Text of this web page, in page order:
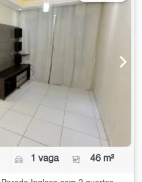
1 vaga 46 m²